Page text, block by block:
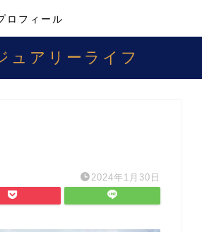
ロフィール
ュアリーライフ
2024年1月30日